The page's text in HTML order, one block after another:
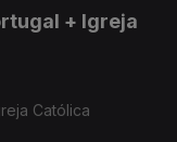
+ Igreja
Católica